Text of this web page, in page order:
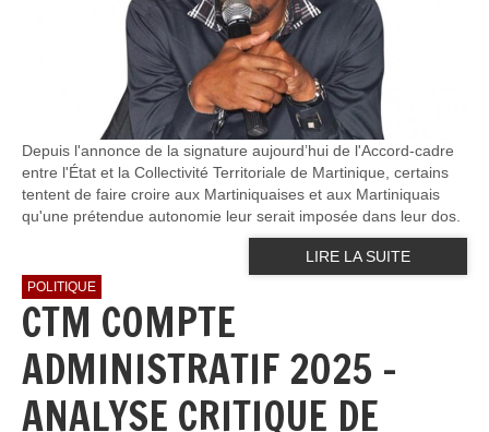
Depuis l'annonce de la signature aujourd’hui de l'Accord-cadre
entre l'État et la Collectivité Territoriale de Martinique, certains
tentent de faire croire aux Martiniquaises et aux Martiniquais
qu'une prétendue autonomie leur serait imposée dans leur dos.
LIRE LA SUITE
POLITIQUE
CTM COMPTE
ADMINISTRATIF 2025 -
ANALYSE CRITIQUE DE